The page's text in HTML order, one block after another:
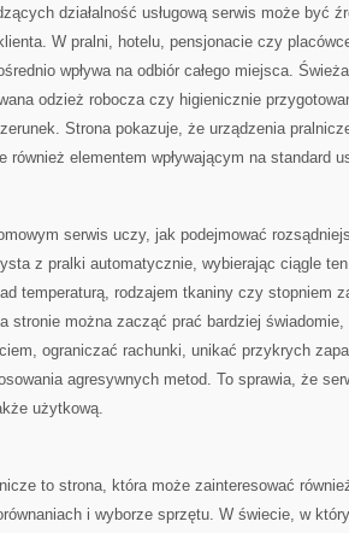
działalność usługową serwis może być
W pralni, hotelu, pensjonacie czy
wpływa na odbiór całego miejsca.
odzież robocza czy higienicznie
Strona pokazuje, że urządzenia
również elementem wpływającym na standard
serwis uczy, jak podejmować
z pralki automatycznie, wybierając ciągle
temperaturą, rodzajem tkaniny czy stopniem
stronie można zacząć prać bardziej
ograniczać rachunki, unikać przykrych
agresywnych metod. To sprawia, że
użytkową.
to strona, która może zainteresować
i wyborze sprzętu. W świecie, w